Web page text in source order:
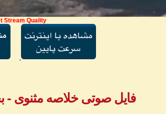
Stream Quality
فایل صوتی خلاصه مثنوی - بخش ۳ -